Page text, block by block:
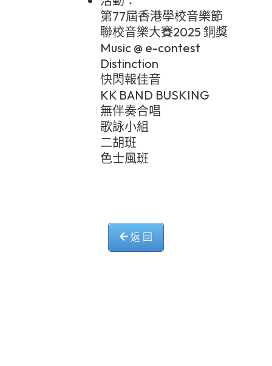
第77屆香港學校音樂節
聯校音樂大賽2025 銅獎
Music @ e-contest
Distinction
快閃報佳音
KK BAND BUSKING
無伴奏合唱
歌詠小組
二胡班
色士風班
返 回